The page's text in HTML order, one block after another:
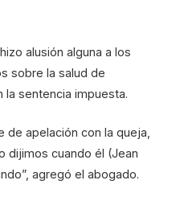
alusión alguna a los
sobre la salud de
la sentencia impuesta.
de apelación con la queja,
dijimos cuando él (Jean
agregó el abogado.